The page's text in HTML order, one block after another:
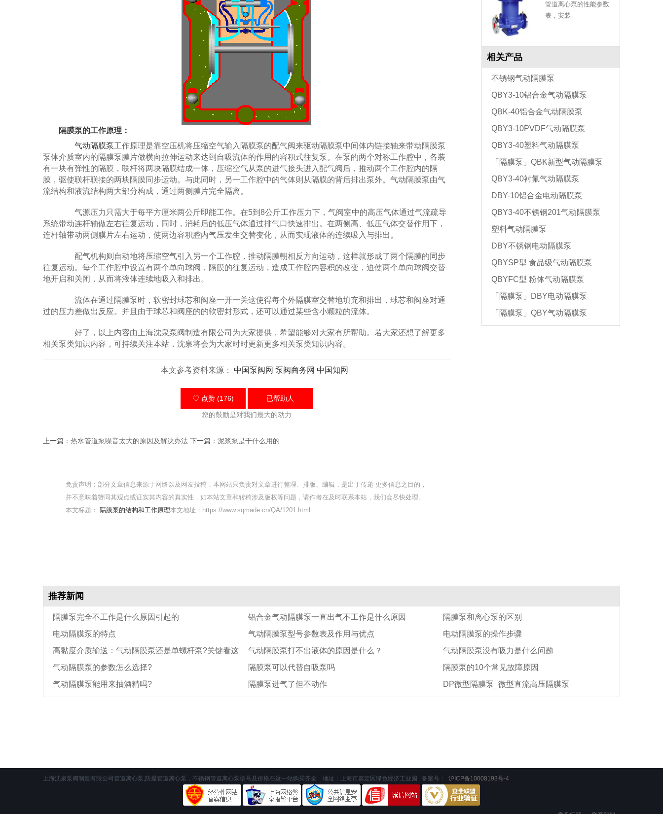
隔膜泵的工作原理：
气动隔膜泵工作原理是靠空压机将压缩空气输入隔膜泵的配气阀来驱动隔膜泵中间体内链接轴来带动隔膜泵
泵体介质室内的隔膜泵膜片做横向拉伸运动来达到自吸流体的作用的容积式往复泵。在泵的两个对称工作腔中，各装
有一块有弹性的隔膜，联杆将两块隔膜结成一体，压缩空气从泵的进气接头进入配气阀后，推动两个工作腔内的隔
膜，驱使联杆联接的两块隔膜同步运动。与此同时，另一工作腔中的气体则从隔膜的背后排出泵外。气动隔膜泵由气
流结构和液流结构两大部分构成，通过两侧膜片完全隔离。
气源压力只需大于每平方厘米两公斤即能工作。在5到8公斤工作压力下，气阀室中的高压气体通过气流疏导
系统带动连杆轴做左右往复运动，同时，消耗后的低压气体通过排气口快速排出。在两侧高、低压气体交替作用下，
连杆轴带动两侧膜片左右运动，使两边容积腔内气压发生交替变化，从而实现液体的连续吸入与排出。
配气机构则自动地将压缩空气引入另一个工作腔，推动隔膜朝相反方向运动，这样就形成了两个隔膜的同步
往复运动。每个工作腔中设置有两个单向球阀，隔膜的往复运动，造成工作腔内容积的改变，迫使两个单向球阀交替
地开启和关闭，从而将液体连续地吸入和排出。
流体在通过隔膜泵时，软密封球芯和阀座一开一关这使得每个外隔膜室交替地填充和排出，球芯和阀座对通
过的压力差做出反应。并且由于球芯和阀座的的软密封形式，还可以通过某些含小颗粒的流体。
好了，以上内容由上海沈泉泵阀制造有限公司为大家提供，希望能够对大家有所帮助。若大家还想了解更多
相关泵类知识内容，可持续关注本站，沈泉将会为大家时时更新更多相关泵类知识内容。
本文参考资料来源： 中国泵阀网 泵阀商务网 中国知网
♡ 点赞 (176) 已帮助人
您的鼓励是对我们最大的动力
上一篇： 热水管道泵噪音太大的原因及解决办法 下一篇： 泥浆泵是干什么用的
免责声明：部分文章信息来源于网络以及网友投稿，本网站只负责对文章进行整理、排版、编辑，是出于传递 更多信息之目的，
并不意味着赞同其观点或证实其内容的真实性，如本站文章和转稿涉及版权等问题，请作者在及时联系本站，我们会尽快处理。
本文标题： 隔膜泵的结构和工作原理本文地址：https://www.sqmade.cn/QA/1201.html
管道离心泵的性能参数
表，安装
相关产品
不锈钢气动隔膜泵
QBY3-10铝合金气动隔膜泵
QBK-40铝合金气动隔膜泵
QBY3-10PVDF气动隔膜泵
QBY3-40塑料气动隔膜泵
「隔膜泵」QBK新型气动隔膜泵
QBY3-40衬氟气动隔膜泵
DBY-10铝合金电动隔膜泵
QBY3-40不锈钢201气动隔膜泵
塑料气动隔膜泵
DBY不锈钢电动隔膜泵
QBYSP型 食品级气动隔膜泵
QBYFC型 粉体气动隔膜泵
「隔膜泵」DBY电动隔膜泵
「隔膜泵」QBY气动隔膜泵
推荐新闻
隔膜泵完全不工作是什么原因引起的 铝合金气动隔膜泵一直出气不工作是什么原因
隔膜泵和离心泵的区别
电动隔膜泵的特点
气动隔膜泵型号参数表及作用与优点
电动隔膜泵的操作步骤
高黏度介质输送：气动隔膜泵还是单螺杆泵?关键看这
3个参数
气动隔膜泵打不出液体的原因是什么？
气动隔膜泵没有吸力是什么问题
气动隔膜泵的参数怎么选择?
隔膜泵可以代替自吸泵吗
隔膜泵的10个常见故障原因
气动隔膜泵能用来抽酒精吗?
隔膜泵进气了但不动作 DP微型隔膜泵_微型直流高压隔膜泵
上海沈泉泵阀制造有限公司管道离心泵,防爆管道离心泵，不锈钢管道离心泵型号及价格在这一站购买齐全 地址：上海市嘉定区绿色经济工业园 备案号： 沪ICP备10008193号-4